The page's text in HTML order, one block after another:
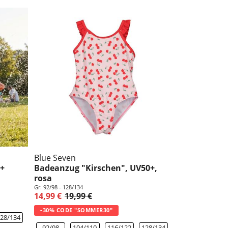
134
Blue Seven
Badeanzug "Kirschen", UV50+,
rosa
Gr. 92/98 - 128/134
14,99 € 19,99 €
-30% CODE "SOMMER30"